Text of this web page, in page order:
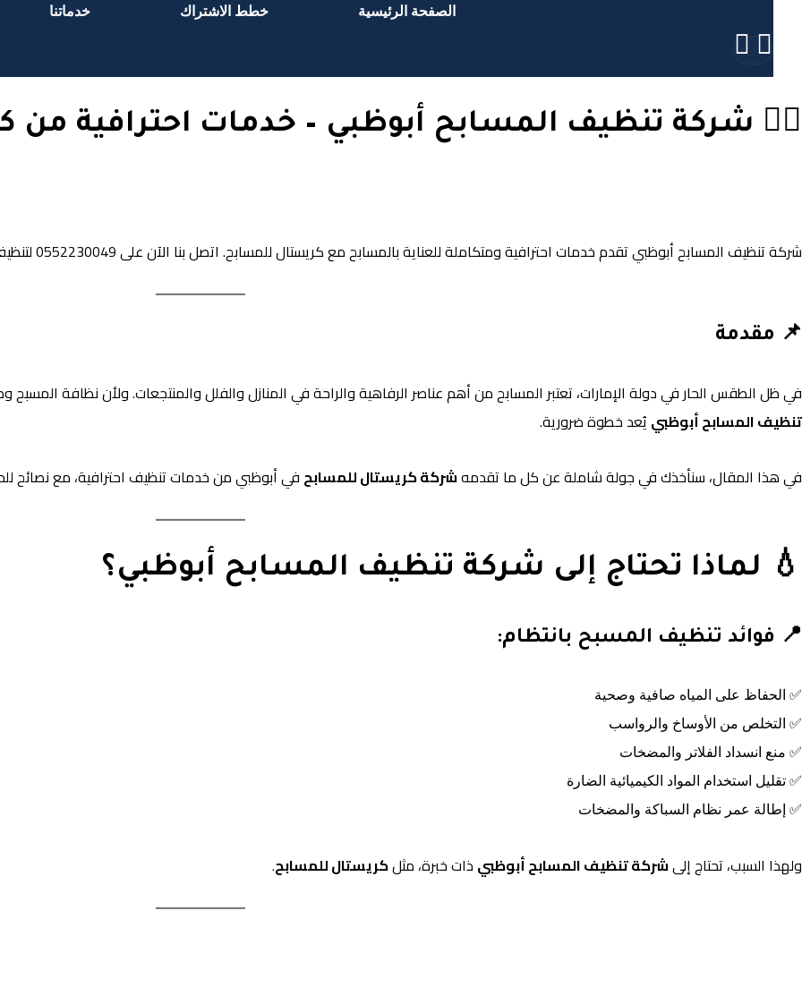
الصفحة الرئيسية خطط الاشتراك خدماتنا
🏊‍♂️ شركة تنظيف المسابح أبوظبي – خدمات احترافية من
شركة تنظيف المسابح أبوظبي تقدم خدمات احترافية ومتكاملة للعناية بالمسابح مع كريستال للمسابح. اتصل بنا الآن على 0552230049 لتنظيف وصيانة مسابحك في أبوظبي.
📌 مقدمة
في ظل الطقس الحار في دولة الإمارات، تعتبر المسابح من أهم عناصر الرفاهية والراحة في المنازل والفلل والمنتجعات. ولأن نظافة المسبح
تنظيف المسابح أبوظبي يُعد خطوة ضرورية.
في هذا المقال، سنأخذك في جولة شاملة عن كل ما تقدمهشركة كريستال للمسابح في أبوظبي من خدمات تنظيف احترافية، مع نصائح
💧 لماذا تحتاج إلى شركة تنظيف المسابح أبوظبي؟
📍 فوائد تنظيف المسبح بانتظام:
✅ الحفاظ على المياه صافية وصحية
✅ التخلص من الأوساخ والرواسب
✅ منع انسداد الفلاتر والمضخات
✅ تقليل استخدام المواد الكيميائية الضارة
✅ إطالة عمر نظام السباكة والمضخات
ولهذا السبب، تحتاج إلىشركة تنظيف المسابح أبوظبي ذات خبرة، مثلكريستال للمسابح.